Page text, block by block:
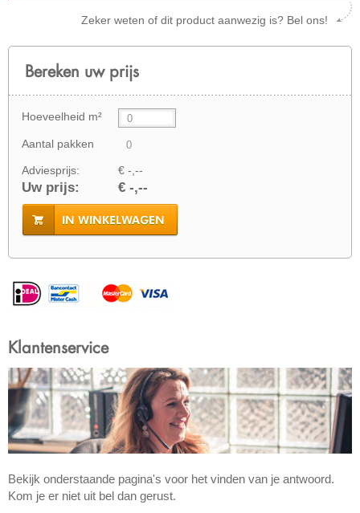
Zeker weten of dit product aanwezig is? Bel ons!
Bereken uw prijs
Hoeveelheid m²
Aantal pakken
Adviesprijs: € -,--
Uw prijs: € -,--
IN WINKELWAGEN
Klantenservice
Bekijk onderstaande pagina's voor het vinden van je antwoord.
Kom je er niet uit bel dan gerust.